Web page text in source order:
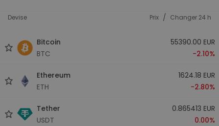
Devise Prix / Changer 24 h
Bitcoin
BTC
55390.00 EUR
-2.10%
Ethereum
ETH
1624.18 EUR
-2.80%
Tether
USDT
0.865413 EUR
0.00%